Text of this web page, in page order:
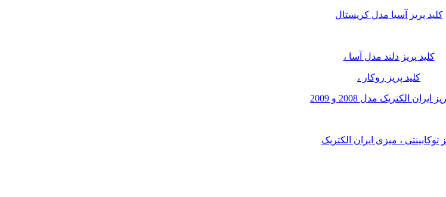
کلید پریز آسیا مدل کریستال
کلید پریز دلند مدل آسا ،
کلید پریز روکار ،
ایران الکتریک مدل 2008 و 2009
توکابینتی ، میزی ایران الکتریک